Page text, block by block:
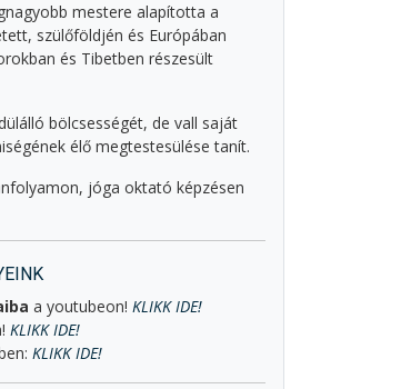
mestere alapította a
szülőföldjén és Európában
és Tibetben részesült
bölcsességét, de vall saját
élő megtestesülése tanít.
jóga oktató képzésen
a youtubeon! KLIKK IDE!
KLIKK IDE!
KLIKK IDE!